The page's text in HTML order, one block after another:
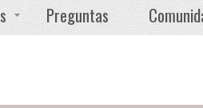
Preguntas